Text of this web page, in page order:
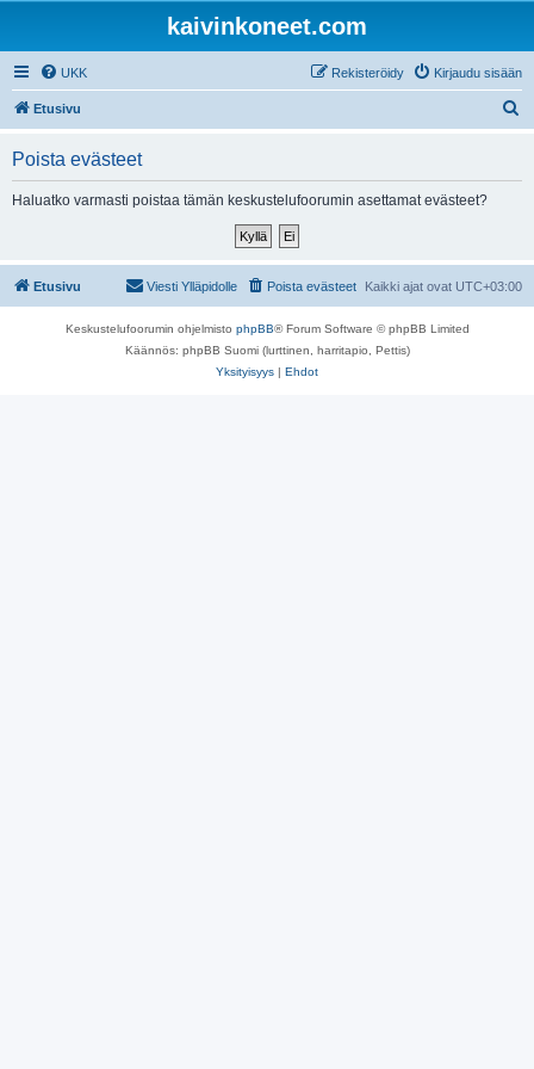
kaivinkoneet.com
UKK Kirjaudu sisään
Rekisteröidy
Etusivu
Poista evästeet
Haluatko varmasti poistaa tämän keskustelufoorumin asettamat evästeet?
Etusivu Kaikki ajat ovat UTC+03:00
Poista evästeet
Viesti Ylläpidolle
Keskustelufoorumin ohjelmisto phpBB® Forum Software © phpBB Limited
Käännös: phpBB Suomi (lurttinen, harritapio, Pettis)
Yksityisyys | Ehdot